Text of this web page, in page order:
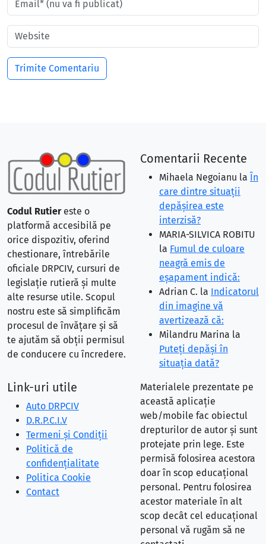
Codul Rutiereste o
platformă accesibilă pe
orice dispozitiv, oferind
chestionare, întrebările
oficiale DRPCIV, cursuri de
legislație rutieră și multe
alte resurse utile. Scopul
nostru este să simplificăm
procesul de învățare și să
te ajutăm să obții permisul
de conducere cu încredere.
Comentarii Recente
Mihaela Negoianu la În
care dintre situaţii
depăşirea este
interzisă?
MARIA-SILVICA ROBITU
la Fumul de culoare
neagră emis de
eşapament indică:
Adrian C. la Indicatorul
din imagine vă
avertizează că:
Milandru Marina la
Puteţi depăşi în
situaţia dată?
Link-uri utile
Auto DRPCIV
D.R.P.C.I.V
Termeni și Condiții
Politică de
confidențialitate
Politica Cookie
Contact
Materialele prezentate pe
această aplicație
web/mobile fac obiectul
drepturilor de autor și sunt
protejate prin lege. Este
permisă folosirea acestora
doar în scop educațional
personal. Pentru folosirea
acestor materiale în alt
scop decât cel educațional
personal vă rugăm să ne